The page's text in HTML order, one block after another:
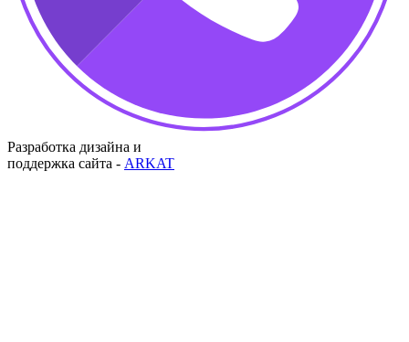
Разработка дизайна и
поддержка сайта - ARKAT